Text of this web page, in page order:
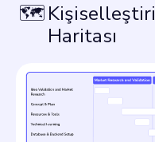
🗺
Haritası